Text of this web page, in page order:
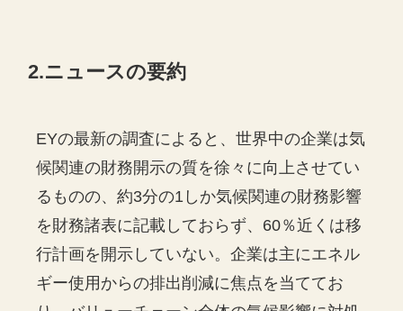
2.ニュースの要約
EYの最新の調査によると、世界中の企業は気
候関連の財務開示の質を徐々に向上させてい
るものの、約3分の1しか気候関連の財務影響
を財務諸表に記載しておらず、60％近くは移
行計画を開示していない。企業は主にエネル
ギー使用からの排出削減に焦点を当ててお